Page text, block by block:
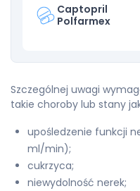
Captopril
Polfarmex
Szczególnej uwagi
takie choroby lub stany
upośledzenie funkcji
ml/min);
cukrzyca;
niewydolność nerek;